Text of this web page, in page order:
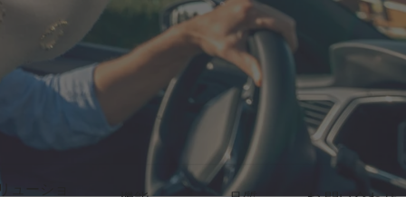
ューショ